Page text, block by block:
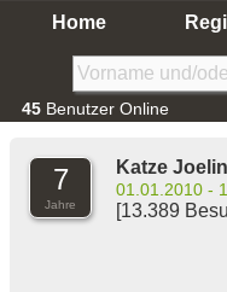
Home
45 Benutzer Online
7
Jahre
Katze
01.01.2010 -
[13.389